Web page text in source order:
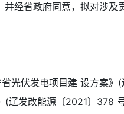
经省政府同意，拟对涉及
光伏发电项目建 设方案》
(辽发改能源〔2021〕378